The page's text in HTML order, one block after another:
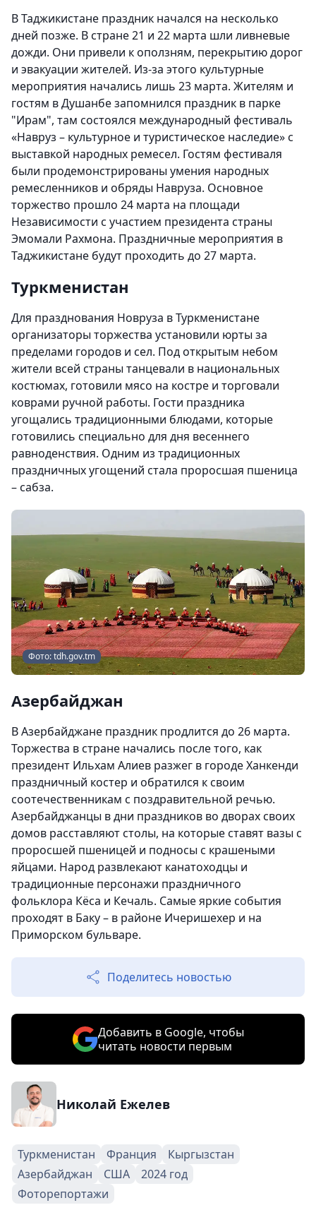
В Таджикистане праздник начался на несколько
дней позже. В стране 21 и 22 марта шли ливневые
дожди. Они привели к оползням, перекрытию дорог
и эвакуации жителей. Из-за этого культурные
мероприятия начались лишь 23 марта. Жителям и
гостям в Душанбе запомнился праздник в парке
"Ирам", там состоялся международный фестиваль
«Навруз – культурное и туристическое наследие» с
выставкой народных ремесел. Гостям фестиваля
были продемонстрированы умения народных
ремесленников и обряды Навруза. Основное
торжество прошло 24 марта на площади
Независимости с участием президента страны
Эмомали Рахмона. Праздничные мероприятия в
Таджикистане будут проходить до 27 марта.
Туркменистан
Для празднования Новруза в Туркменистане
организаторы торжества установили юрты за
пределами городов и сел. Под открытым небом
жители всей страны танцевали в национальных
костюмах, готовили мясо на костре и торговали
коврами ручной работы. Гости праздника
угощались традиционными блюдами, которые
готовились специально для дня весеннего
равноденствия. Одним из традиционных
праздничных угощений стала проросшая пшеница
– сабза.
Фото: tdh.gov.tm
Азербайджан
В Азербайджане праздник продлится до 26 марта.
Торжества в стране начались после того, как
президент Ильхам Алиев разжег в городе Ханкенди
праздничный костер и обратился к своим
соотечественникам с поздравительной речью.
Азербайджанцы в дни праздников во дворах своих
домов расставляют столы, на которые ставят вазы с
проросшей пшеницей и подносы с крашеными
яйцами. Народ развлекают канатоходцы и
традиционные персонажи праздничного
фольклора Кёса и Кечаль. Самые яркие события
проходят в Баку – в районе Ичеришехер и на
Приморском бульваре.
Поделитесь новостью
Добавить в Google, чтобы
читать новости первым
Николай Ежелев
Туркменистан Франция
Кыргызстан
Азербайджан
США
2024 год
Фоторепортажи